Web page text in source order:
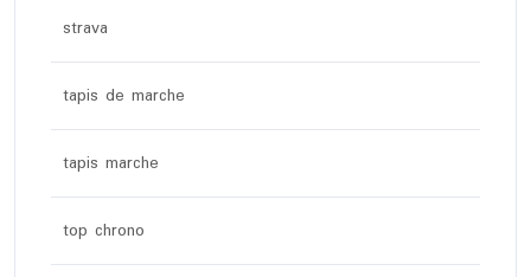
strava
tapis de marche
tapis marche
top chrono